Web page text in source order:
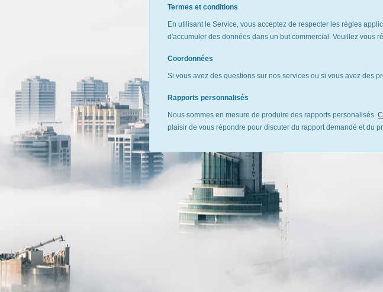
Termes et conditions
En utilisant le Service, vous acceptez de respecter les règles
d'accumuler des données dans un but commercial. Veuillez vous
Coordonnées
Si vous avez des questions sur nos services ou si vous avez des
Rapports personnalisés
Nous sommes en mesure de produire des rapports personalisés.
plaisir de vous répondre pour discuter du rapport demandé et du